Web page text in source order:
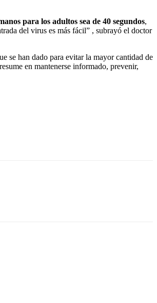
para los adultos sea de 40 segundos,
del virus es más fácil” , subrayó el doctor
se han dado para evitar la mayor cantidad de
en mantenerse informado, prevenir,